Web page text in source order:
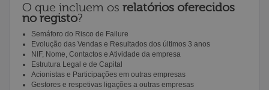
O que incluem os relatórios oferecidos
no registo?
Semáforo do Risco de Failure
Evolução das Vendas e Resultados dos últimos 3 anos
NIF, Nome, Contactos e Atividade da empresa
Estrutura Legal e de Capital
Acionistas e Participações em outras empresas
Gestores e respetivas ligações a outras empresas